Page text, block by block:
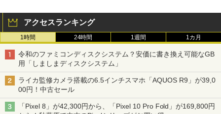
アクセスランキング
1時間 24時間 1週間 1カ月
令和のファミコンディスクシステム？安価に書き換え可能なGB
用「しましまディスクシステム」
ライカ監修カメラ搭載の6.5インチスマホ「AQUOS R9」が39,0
00円！中古セール
「Pixel 8」が42,300円から、「Pixel 10 Pro Fold」が169,800円